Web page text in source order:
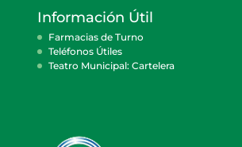
Información Útil
Farmacias de Turno
Teléfonos Útiles
Teatro Municipal: Cartelera